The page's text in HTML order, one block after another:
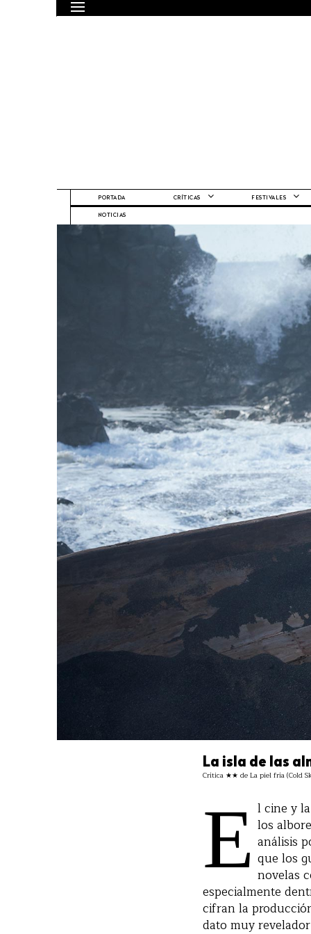
PORTADA CRÍTICAS FESTIVALES
NOTICIAS
La isla de las
Crítica ★★ de La piel fría (Cold
E l cine y
los
análisis
que los
novelas
especialmente
cifran la
dato muy